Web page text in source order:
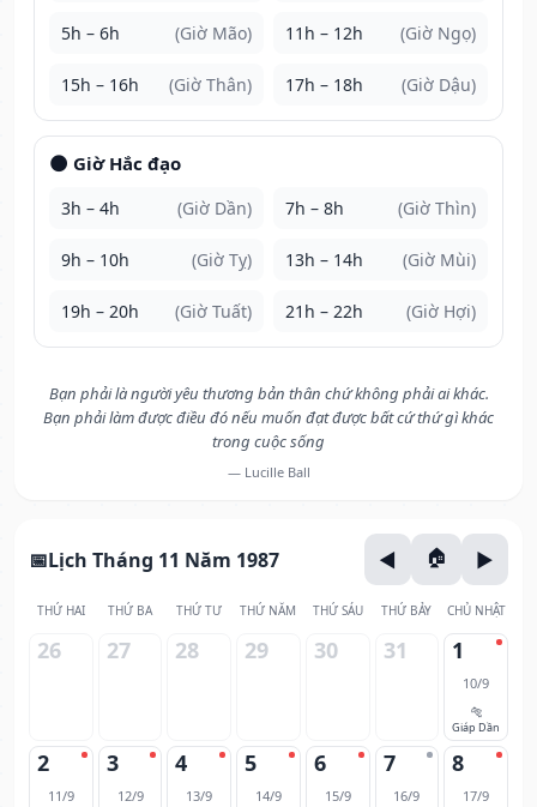
5h – 6h (Giờ Mão) 11h – 12h (Giờ Ngọ)
15h – 16h (Giờ Thân) 17h – 18h (Giờ Dậu)
🌑 Giờ Hắc đạo
3h – 4h (Giờ Dần) 7h – 8h (Giờ Thìn)
9h – 10h (Giờ Tỵ) 13h – 14h (Giờ Mùi)
19h – 20h (Giờ Tuất) 21h – 22h (Giờ Hợi)
Bạn phải là người yêu thương bản thân chứ không phải ai khác.
Bạn phải làm được điều đó nếu muốn đạt được bất cứ thứ gì khác
trong cuộc sống
— Lucille Ball
Lịch Tháng 11 Năm 1987
THỨ HAI THỨ BA THỨ TƯ THỨ NĂM THỨ SÁU THỨ BẢY CHỦ NHẬT
26 27 28 29 30 31 1
10/9
🐅
Giáp Dần
2
11/9
3
12/9
4
13/9
5
14/9
6
15/9
7
16/9
8
17/9